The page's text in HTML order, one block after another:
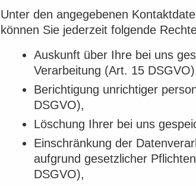
Unter den angegebenen
können Sie jederzeit folgende
Auskunft über Ihre bei uns
Verarbeitung (Art. 15
Berichtigung unrichtiger
DSGVO),
Löschung Ihrer bei uns
Einschränkung der
aufgrund gesetzlicher
DSGVO),